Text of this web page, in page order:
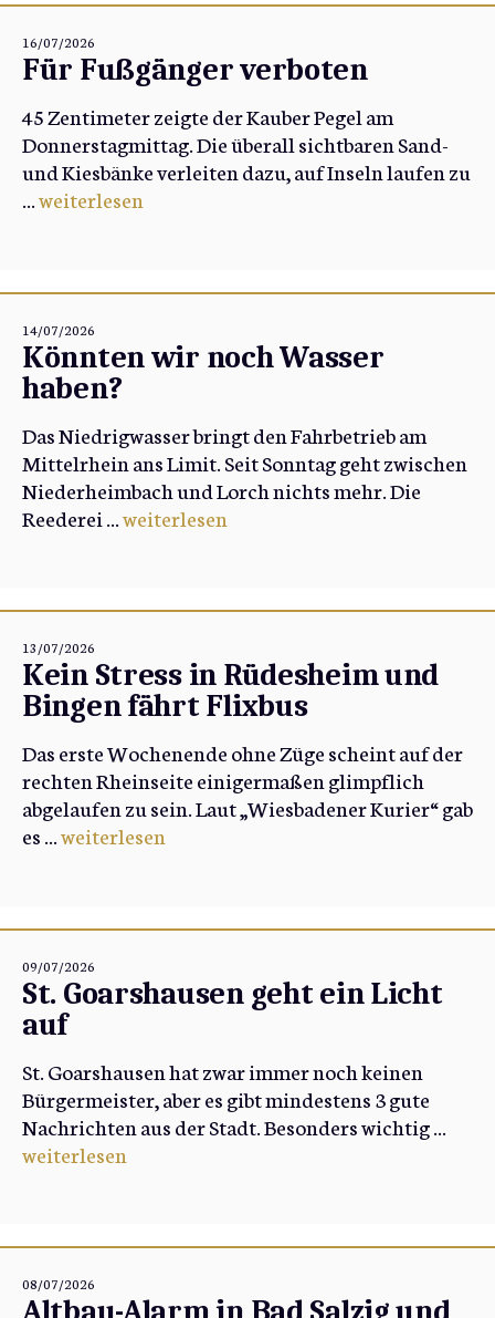
16/07/2026
Für Fußgänger verboten
45 Zentimeter zeigte der Kauber Pegel am
Donnerstagmittag. Die überall sichtbaren Sand-
und Kiesbänke verleiten dazu, auf Inseln laufen zu
...weiterlesen
14/07/2026
Könnten wir noch Wasser
haben?
Das Niedrigwasser bringt den Fahrbetrieb am
Mittelrhein ans Limit. Seit Sonntag geht zwischen
Niederheimbach und Lorch nichts mehr. Die
Reederei ...weiterlesen
13/07/2026
Kein Stress in Rüdesheim und
Bingen fährt Flixbus
Das erste Wochenende ohne Züge scheint auf der
rechten Rheinseite einigermaßen glimpflich
abgelaufen zu sein. Laut „Wiesbadener Kurier“ gab
es ...weiterlesen
09/07/2026
St. Goarshausen geht ein Licht
auf
St. Goarshausen hat zwar immer noch keinen
Bürgermeister, aber es gibt mindestens 3 gute
Nachrichten aus der Stadt. Besonders wichtig ...
weiterlesen
08/07/2026